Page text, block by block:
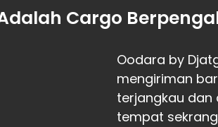
Cargo
Oodara by
mengiriman
terjangkau
tempat